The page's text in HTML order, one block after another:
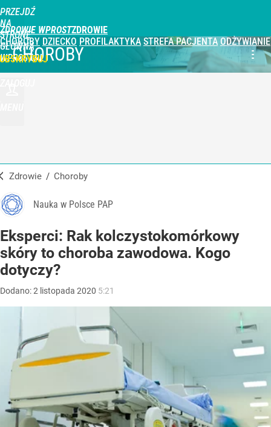
PRZEJDŹ
NA
STRONĘ
GŁÓWNĄ
WPROST.PL
ZDROWIE WPROST
CHOROBY DZIECKO PROFILAKTYKA STREFA PACJENTA ODŻYWIANIE
CHOROBY
Zdrowie / Choroby
Nauka w Polsce PAP
Eksperci: Rak kolczystokomórkowy
skóry to choroba zawodowa. Kogo
dotyczy?
Dodano:2 listopada 2020 5:21